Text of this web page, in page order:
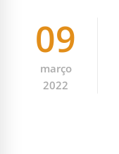
09
março
2022